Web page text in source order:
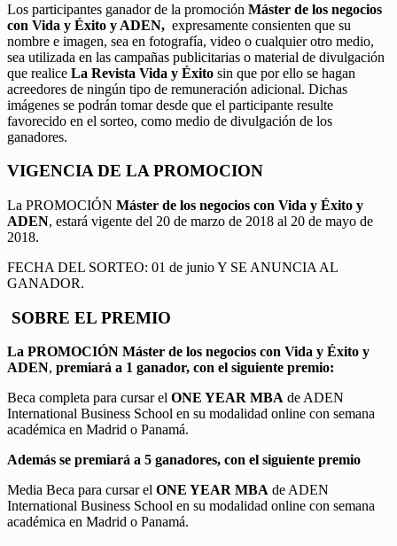
Los participantes ganador de la promoción Máster de los negocios
con Vida y Éxito y ADEN, expresamente consienten que su
nombre e imagen, sea en fotografía, video o cualquier otro medio,
sea utilizada en las campañas publicitarias o material de divulgación
que realice La Revista Vida y Éxito sin que por ello se hagan
acreedores de ningún tipo de remuneración adicional. Dichas
imágenes se podrán tomar desde que el participante resulte
favorecido en el sorteo, como medio de divulgación de los
ganadores.
VIGENCIA DE LA PROMOCION
La PROMOCIÓN Máster de los negocios con Vida y Éxito y
ADEN, estará vigente del 20 de marzo de 2018 al 20 de mayo de
2018.
FECHA DEL SORTEO: 01 de junio Y SE ANUNCIA AL
GANADOR.
SOBRE EL PREMIO
La PROMOCIÓN Máster de los negocios con Vida y Éxito y
ADEN, premiará a 1 ganador, con el siguiente premio:
Beca completa para cursar el ONE YEAR MBA de ADEN
International Business School en su modalidad online con semana
académica en Madrid o Panamá.
Además se premiará a 5 ganadores, con el siguiente premio
Media Beca para cursar el ONE YEAR MBA de ADEN
International Business School en su modalidad online con semana
académica en Madrid o Panamá.